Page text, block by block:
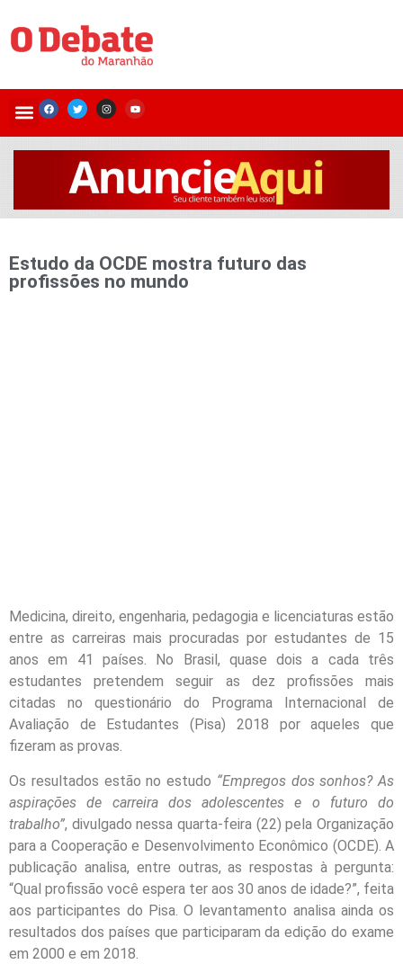
Estudo da OCDE mostra futuro das
profissões no mundo
Medicina, direito, engenharia, pedagogia e licenciaturas estão
entre as carreiras mais procuradas por estudantes de 15
anos em 41 países. No Brasil, quase dois a cada três
estudantes pretendem seguir as dez profissões mais
citadas no questionário do Programa Internacional de
Avaliação de Estudantes (Pisa) 2018 por aqueles que
fizeram as provas.
Os resultados estão no estudo “Empregos dos sonhos? As
aspirações de carreira dos adolescentes e o futuro do
trabalho”, divulgado nessa quarta-feira (22) pela Organização
para a Cooperação e Desenvolvimento Econômico (OCDE). A
publicação analisa, entre outras, as respostas à pergunta:
“Qual profissão você espera ter aos 30 anos de idade?”, feita
aos participantes do Pisa. O levantamento analisa ainda os
resultados dos países que participaram da edição do exame
em 2000 e em 2018.